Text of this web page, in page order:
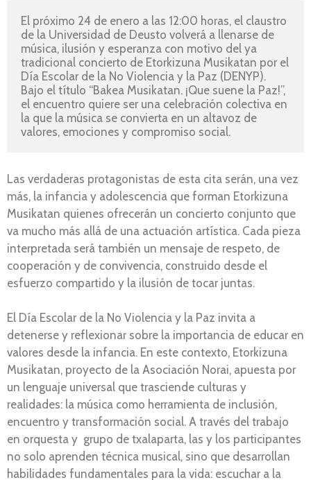
El próximo 24 de enero a las 12:00 horas, el claustro
de la Universidad de Deusto volverá a llenarse de
música, ilusión y esperanza con motivo del ya
tradicional concierto de Etorkizuna Musikatan por el
Día Escolar de la No Violencia y la Paz (DENYP).
Bajo el título “Bakea Musikatan. ¡Que suene la Paz!”,
el encuentro quiere ser una celebración colectiva en
la que la música se convierta en un altavoz de
valores, emociones y compromiso social.
Las verdaderas protagonistas de esta cita serán, una vez
más, la infancia y adolescencia que forman Etorkizuna
Musikatan quienes ofrecerán un concierto conjunto que
va mucho más allá de una actuación artística. Cada pieza
interpretada será también un mensaje de respeto, de
cooperación y de convivencia, construido desde el
esfuerzo compartido y la ilusión de tocar juntas.
El Día Escolar de la No Violencia y la Paz invita a
detenerse y reflexionar sobre la importancia de educar en
valores desde la infancia. En este contexto, Etorkizuna
Musikatan, proyecto de la Asociación Norai, apuesta por
un lenguaje universal que trasciende culturas y
realidades: la música como herramienta de inclusión,
encuentro y transformación social. A través del trabajo
en orquesta y grupo de txalaparta, las y los participantes
no solo aprenden técnica musical, sino que desarrollan
habilidades fundamentales para la vida: escuchar a la